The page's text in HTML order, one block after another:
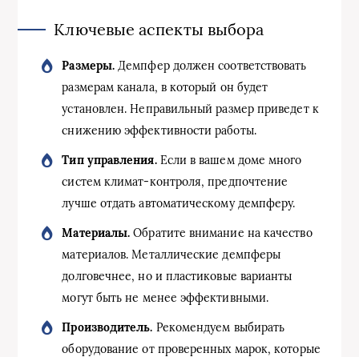
Ключевые аспекты выбора
Размеры. Демпфер должен соответствовать
размерам канала, в который он будет
установлен. Неправильный размер приведет к
снижению эффективности работы.
Тип управления.Если в вашем доме много
систем климат-контроля, предпочтение
лучше отдать автоматическому демпферу.
Материалы. Обратите внимание на качество
материалов. Металлические демпферы
долговечнее, но и пластиковые варианты
могут быть не менее эффективными.
Производитель. Рекомендуем выбирать
оборудование от проверенных марок, которые